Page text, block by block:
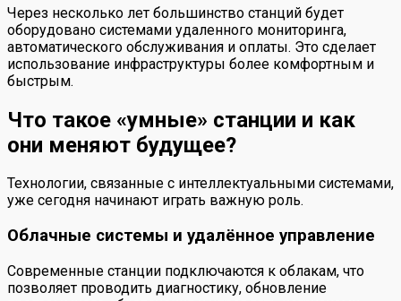
Через несколько лет большинство станций будет
оборудовано системами удаленного мониторинга,
автоматического обслуживания и оплаты. Это сделает
использование инфраструктуры более комфортным и
быстрым.
Что такое «умные» станции и как
они меняют будущее?
Технологии, связанные с интеллектуальными системами,
уже сегодня начинают играть важную роль.
Облачные системы и удалённое управление
Современные станции подключаются к облакам, что
позволяет проводить диагностику, обновление